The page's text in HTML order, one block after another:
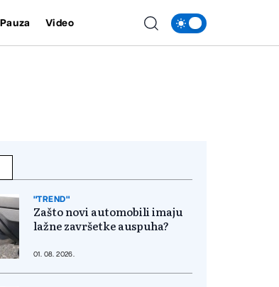
Pauza Video
"TREND"
Zašto novi automobili imaju
lažne završetke auspuha?
01. 08. 2026.